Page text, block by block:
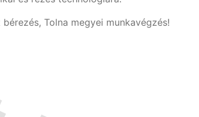
Tolna megyei munkavégzés!